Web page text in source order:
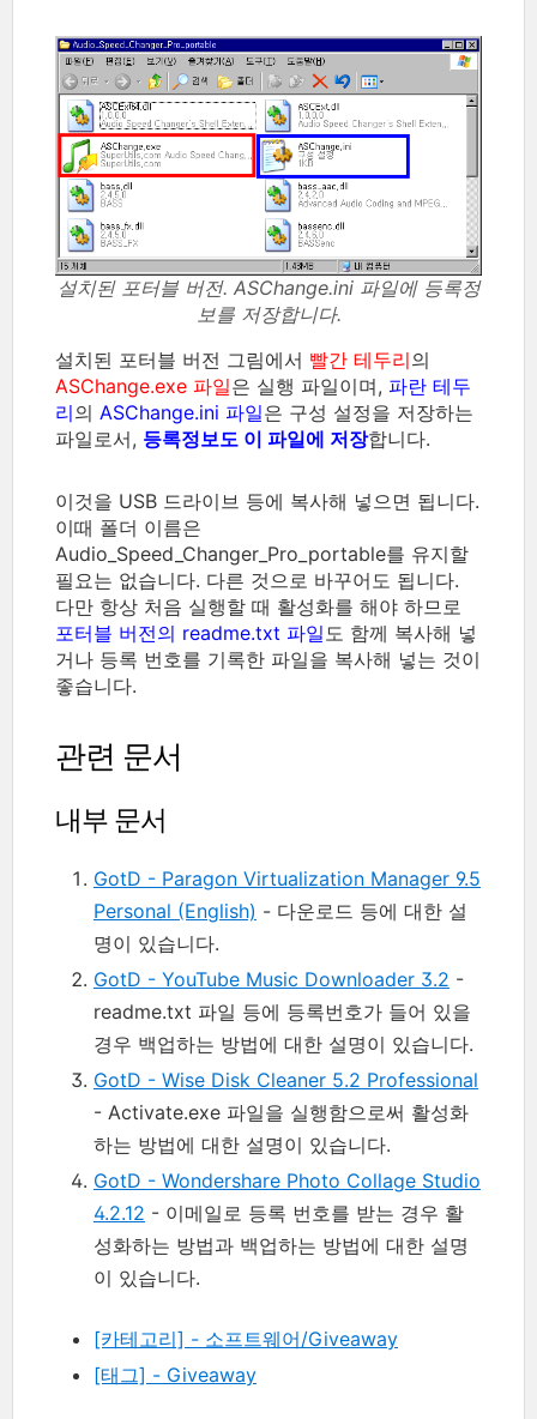
설치된 포터블 버전. ASChange.ini 파일에 등록정
보를 저장합니다.
설치된 포터블 버전 그림에서 빨간 테두리의
ASChange.exe 파일은 실행 파일이며, 파란 테두
리의 ASChange.ini 파일은 구성 설정을 저장하는
파일로서, 등록정보도 이 파일에 저장합니다.
이것을 USB 드라이브 등에 복사해 넣으면 됩니다.
이때 폴더 이름은
Audio_Speed_Changer_Pro_portable를 유지할
필요는 없습니다. 다른 것으로 바꾸어도 됩니다.
다만 항상 처음 실행할 때 활성화를 해야 하므로
포터블 버전의 readme.txt 파일 도 함께 복사해 넣
거나 등록 번호를 기록한 파일을 복사해 넣는 것이
좋습니다.
관련 문서
내부 문서
GotD - Paragon Virtualization Manager 9.5
Personal (English) - 다운로드 등에 대한 설
명이 있습니다.
GotD - YouTube Music Downloader 3.2 -
readme.txt 파일 등에 등록번호가 들어 있을
경우 백업하는 방법에 대한 설명이 있습니다.
GotD - Wise Disk Cleaner 5.2 Professional
- Activate.exe 파일을 실행함으로써 활성화
하는 방법에 대한 설명이 있습니다.
GotD - Wondershare Photo Collage Studio
4.2.12 - 이메일로 등록 번호를 받는 경우 활
성화하는 방법과 백업하는 방법에 대한 설명
이 있습니다.
[카테고리] - 소프트웨어/Giveaway
[태그] - Giveaway